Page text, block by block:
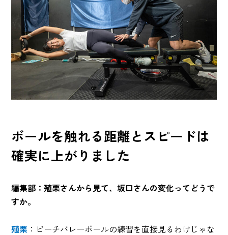
ボールを触れる距離とスピードは
確実に上がりました
編集部：殖栗さんから見て、坂口さんの変化ってどうで
すか。
殖栗 ：ビーチバレーボールの練習を直接見るわけじゃな